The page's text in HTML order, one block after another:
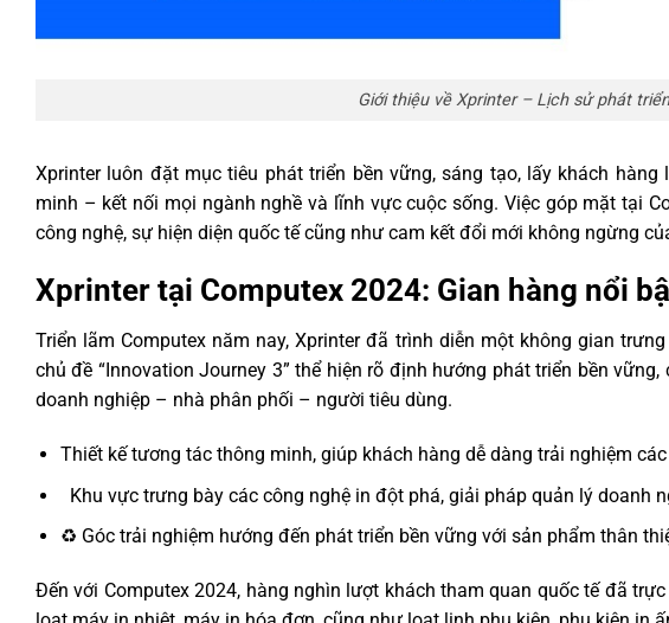
Giới thiệu về Xprinter – Lịch sử phát
Xprinter luôn đặt mục tiêu phát triển bền vững, sáng tạo, lấy khách
minh – kết nối mọi ngành nghề và lĩnh vực cuộc sống. Việc góp mặt tại
công nghệ, sự hiện diện quốc tế cũng như cam kết đổi mới không ngừng
Xprinter tại Computex 2024: Gian hàng nổi
Triển lãm Computex năm nay, Xprinter đã trình diễn một không gian
chủ đề “Innovation Journey 3” thể hiện rõ định hướng phát triển bền
doanh nghiệp – nhà phân phối – người tiêu dùng.
Thiết kế tương tác thông minh, giúp khách hàng dễ dàng trải nghiệm
Khu vực trưng bày các công nghệ in đột phá, giải pháp quản lý doanh
♻️ Góc trải nghiệm hướng đến phát triển bền vững với sản phẩm thân
Đến với Computex 2024, hàng nghìn lượt khách tham quan quốc tế đã